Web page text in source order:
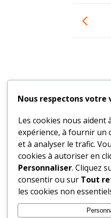
Nous respectons votre
Les cookies nous aident
expérience, à fournir un
et à analyser le trafic.
cookies à autoriser en
Personnaliser. Cliquez
consentir ou sur Tout
les cookies non